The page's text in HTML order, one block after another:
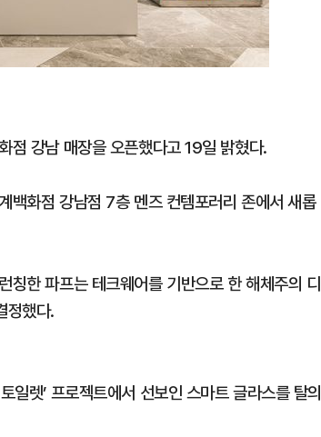
점 강남 매장을 오픈했다고 19일 밝혔다.
화점 강남점 7층 멘즈 컨템포러리 존에서 새롭
한 파프는 테크웨어를 기반으로 한 해체주의 디
정했다.
일렛’ 프로젝트에서 선보인 스마트 글라스를 탈의